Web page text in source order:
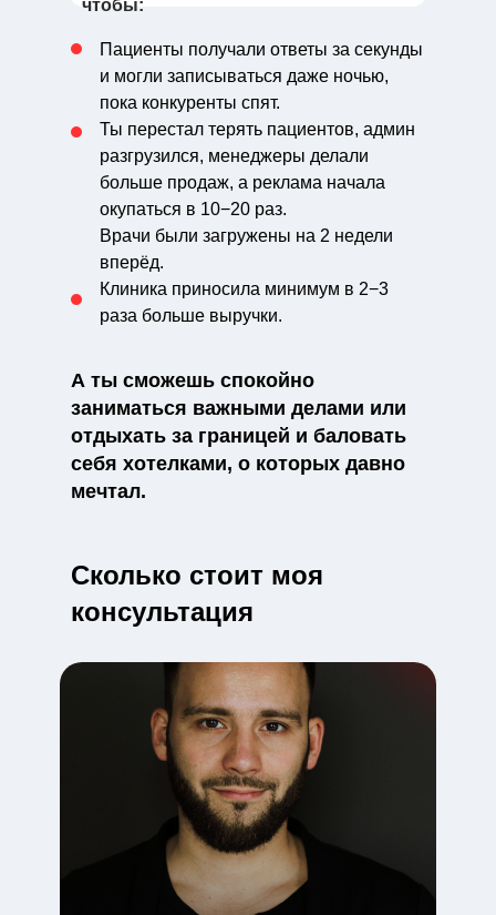
чтобы:
Пациенты получали ответы за секунды
и могли записываться даже ночью,
пока конкуренты спят.
Ты перестал терять пациентов, админ
разгрузился, менеджеры делали
больше продаж, а реклама начала
окупаться в 10−20 раз.
Врачи были загружены на 2 недели
вперёд.
Клиника приносила минимум в 2−3
раза больше выручки.
А ты сможешь спокойно
заниматься важными делами или
отдыхать за границей и баловать
себя хотелками, о которых давно
мечтал.
Сколько стоит моя
консультация